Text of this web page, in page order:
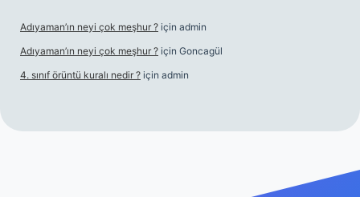
Adıyaman’ın neyi çok meşhur ? için admin
Adıyaman’ın neyi çok meşhur ? için Goncagül
4. sınıf örüntü kuralı nedir ? için admin